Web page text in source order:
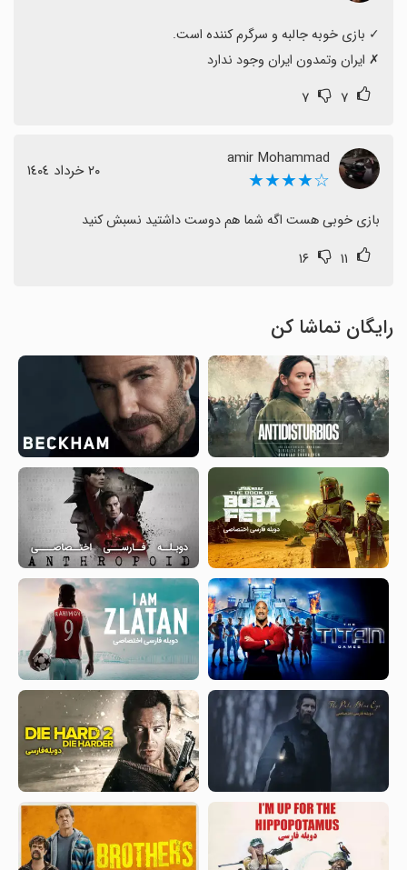
‏✗ ایران وتمدون ایران وجود ندارد
۷ ۷
amir Mohammad
☆★★★★ ٢٠ خرداد ١٤٠٤
بازی خوبی هست اگه شما هم دوست داشتید نسبش کنید
۱۱ ۱۶
رایگان تماشا کن